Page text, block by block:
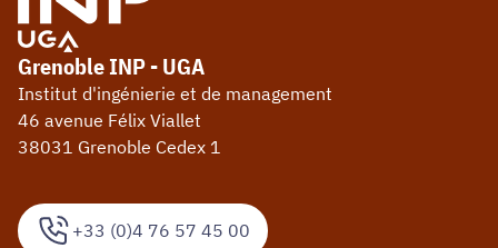
+33 (0)4 76 57 45 00
Grenoble INP - UGA
Institut d'ingénierie et de management
46 avenue Félix Viallet
38031 Grenoble Cedex 1